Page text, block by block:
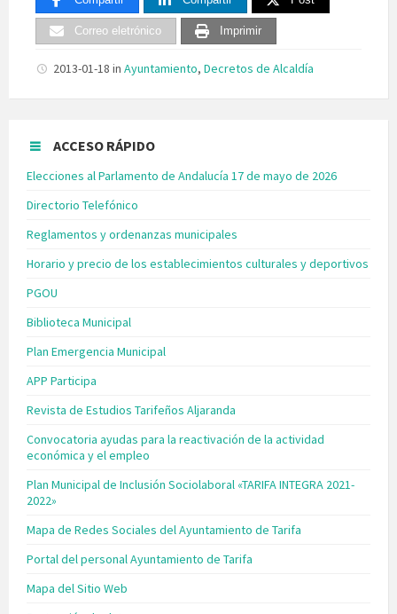
Correo eletrónico Imprimir
2013-01-18 in Ayuntamiento, Decretos de Alcaldía
ACCESO RÁPIDO
Elecciones al Parlamento de Andalucía 17 de mayo de 2026
Directorio Telefónico
Reglamentos y ordenanzas municipales
Horario y precio de los establecimientos culturales y deportivos
PGOU
Biblioteca Municipal
Plan Emergencia Municipal
APP Participa
Revista de Estudios Tarifeños Aljaranda
Convocatoria ayudas para la reactivación de la actividad
económica y el empleo
Plan Municipal de Inclusión Sociolaboral «TARIFA INTEGRA 2021-
2022»
Mapa de Redes Sociales del Ayuntamiento de Tarifa
Portal del personal Ayuntamiento de Tarifa
Mapa del Sitio Web